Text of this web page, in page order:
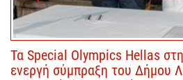
Τα Special Olympics Hellas
ενεργή σύμπραξη του Δήμου